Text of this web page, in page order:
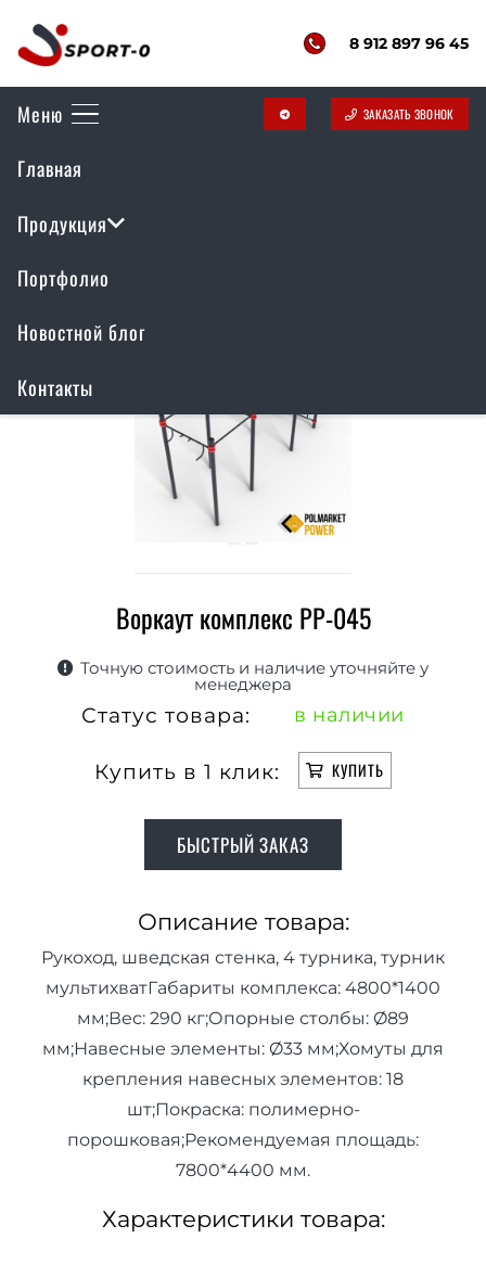
8 912 897 96 45
Меню
Главная
Продукция
Портфолио
Новостной блог
Контакты
telegram ЗАКАЗАТЬ ЗВОНОК
Спортивные площадки
Воркаут комплекс РР-045
Точную стоимость и наличие уточняйте у
менеджера
Статус товара: в наличии
Купить в 1 клик: КУПИТЬ
БЫСТРЫЙ ЗАКАЗ
Описание товара:
Рукоход, шведская стенка, 4 турника, турник
мультихватГабариты комплекса: 4800*1400
мм;Вес: 290 кг;Опорные столбы: Ø89
мм;Навесные элементы: Ø33 мм;Хомуты для
крепления навесных элементов: 18
шт;Покраска: полимерно-
порошковая;Рекомендуемая площадь:
7800*4400 мм.
Характеристики товара: